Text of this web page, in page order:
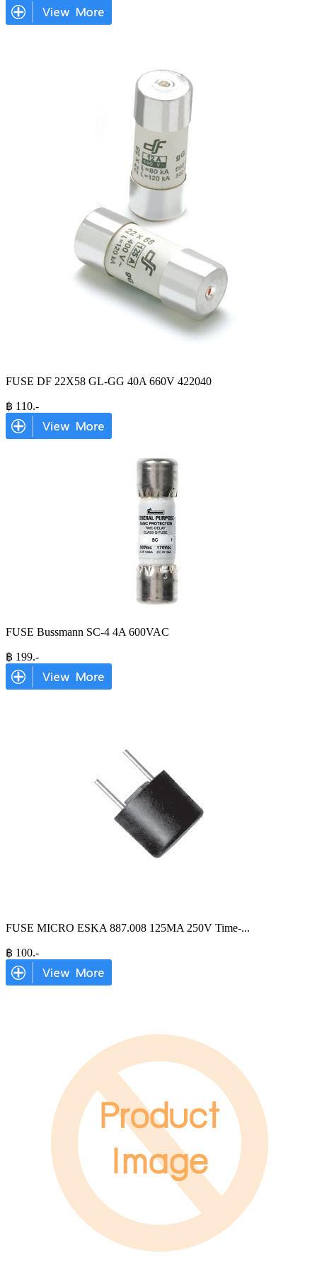
FUSE DF 22X58 GL-GG 40A 660V 422040
฿ 110.-
FUSE Bussmann SC-4 4A 600VAC
฿ 199.-
FUSE MICRO ESKA 887.008 125MA 250V Time-...
฿ 100.-